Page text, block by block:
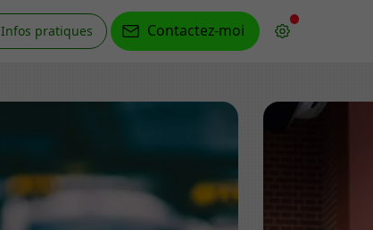
Infos pratiques Contactez-moi